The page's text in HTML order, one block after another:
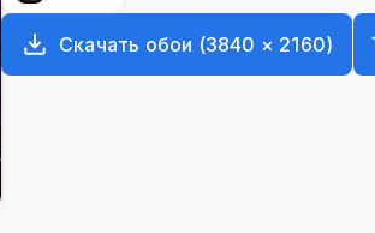
Скачать обои (3840 × 2160)